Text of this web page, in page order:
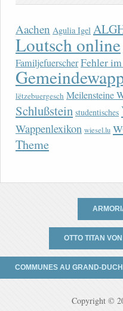
Aachen Agulia Igel
Loutsch online
FamiljefuerscherFehler
lëtzebuergesch Meilensteine
Schlußstein studentisches
Wappenlexikon wiesel.lu
Theme
OTTO TITAN
COMMUNES AU GRAND-
Copyright ©